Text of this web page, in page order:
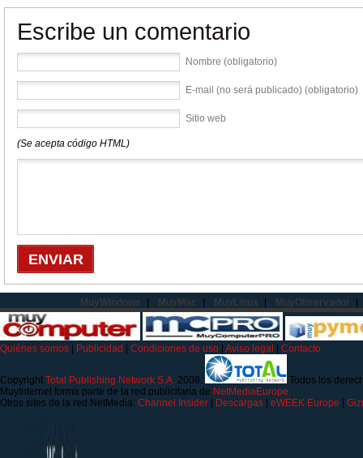
Escribe un comentario
Nombre (obligatorio)
E-mail (no será publicado) (obligatorio)
Sitio web
(Se acepta código HTML)
MuyWindows MuyMac MuyLinux MuyObservador
Quiénes somos Publicidad Condiciones de uso Aviso legal Contacto
Copyright Total Publishing Network S.A. 2008.
Todos los
MuyInternet forma parte de la red publicitaria de NetMediaEurope.
Otros sites de la red NetMedia: Channel Insider Descargas eWEEK Europe